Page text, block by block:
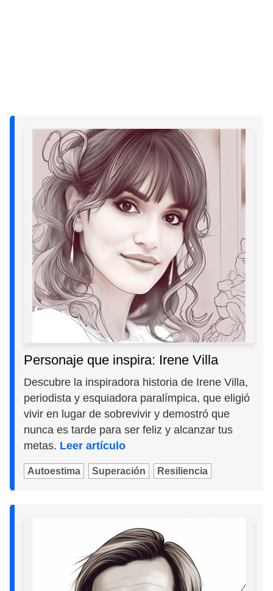
Personaje que inspira: Irene Villa
Descubre la inspiradora historia de Irene Villa,
periodista y esquiadora paralímpica, que eligió
vivir en lugar de sobrevivir y demostró que
nunca es tarde para ser feliz y alcanzar tus
metas. Leer artículo
Autoestima Superación Resiliencia